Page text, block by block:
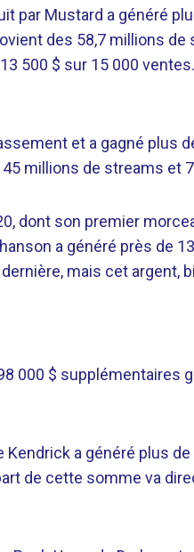
par Mustard a généré
des 58,7 millions de
500 $ sur 15 000 ventes.
et a gagné plus
millions de streams et
dont son premier
a généré près de
mais cet argent,
000 $ supplémentaires
a généré plus
de cette somme va